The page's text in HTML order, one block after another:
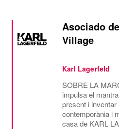
Asociado
Village
Karl Lagerfeld
SOBRE LA
impulsa el
present i
contemporània i
casa de KARL